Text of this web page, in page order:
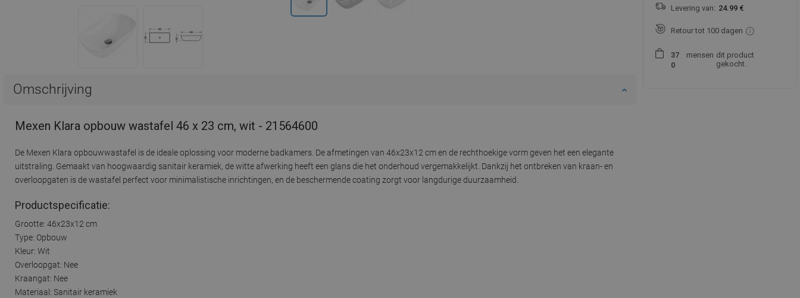
Omschrijving
Mexen Klara opbouw wastafel 46 x 23 cm, wit - 21564600
De Mexen Klara opbouwwastafel is de ideale oplossing voor moderne badkamers. De afmetingen van 46x23x12 cm en de rechthoekige vorm geven het een elegante
uitstraling. Gemaakt van hoogwaardig sanitair keramiek, de witte afwerking heeft een glans die het onderhoud vergemakkelijkt. Dankzij het ontbreken van kraan- en
overloopgaten is de wastafel perfect voor minimalistische inrichtingen, en de beschermende coating zorgt voor langdurige duurzaamheid.
Productspecificatie:
Grootte: 46x23x12 cm
Type: Opbouw
Kleur: Wit
Overloopgat: Nee
Kraangat: Nee
Materiaal: Sanitair keramiek
Levering van: 24.99 €
Retour tot 100 dagen
37
0
mensen dit product
gekocht.